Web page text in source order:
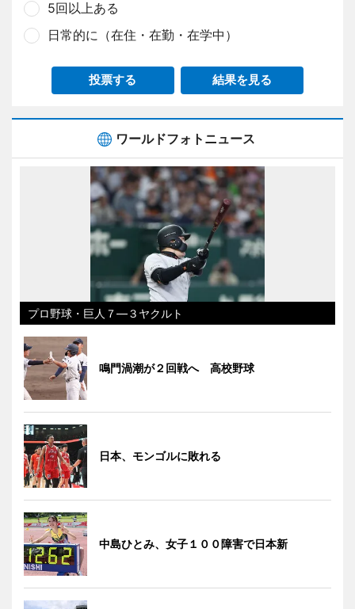
5回以上ある
日常的に（在住・在勤・在学中）
投票する 結果を見る
ワールドフォトニュース
プロ野球・巨人７―３ヤクルト
鳴門渦潮が２回戦へ 高校野球
日本、モンゴルに敗れる
中島ひとみ、女子１００障害で日本新